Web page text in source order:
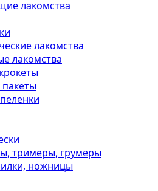
лакомства
лакомства
лакомства
пакеты
тримеры, грумеры
ножницы